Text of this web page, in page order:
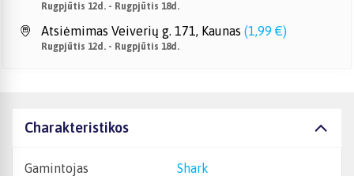
Rugpjūtis 12d. - Rugpjūtis 18d.
Atsiėmimas Veiverių g. 171, Kaunas (1,99 €)
Rugpjūtis 12d. - Rugpjūtis 18d.
Charakteristikos
Gamintojas Shark